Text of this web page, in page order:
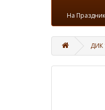
На
ДИК